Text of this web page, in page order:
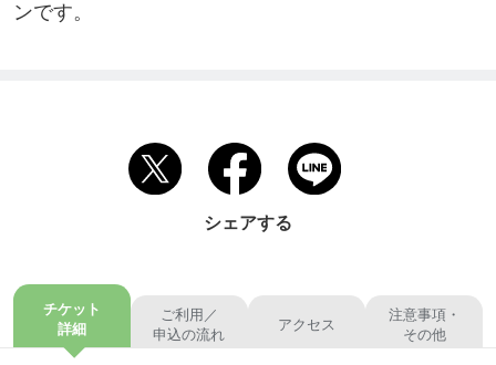
ンです。
シェアする
チケット
詳細
ご利用／
申込の流れ
アクセス
注意事項・
その他